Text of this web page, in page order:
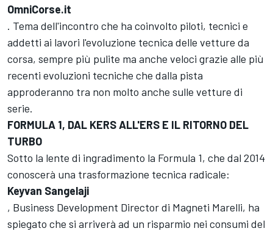
OmniCorse.it
. Tema dell'incontro che ha coinvolto piloti, tecnici e
addetti ai lavori l'evoluzione tecnica delle vetture da
corsa, sempre più pulite ma anche veloci grazie alle più
recenti evoluzioni tecniche che dalla pista
approderanno tra non molto anche sulle vetture di
serie.
FORMULA 1, DAL KERS ALL'ERS E IL RITORNO DEL
TURBO
Sotto la lente di ingradimento la Formula 1, che dal 2014
conoscerà una trasformazione tecnica radicale:
Keyvan Sangelaji
, Business Development Director di Magneti Marelli, ha
spiegato che si arriverà ad un risparmio nei consumi del